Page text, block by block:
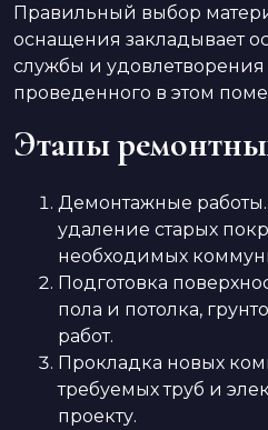
Правильный выбор
оснащения закладывает
службы и удовлетворения
проведенного в этом
Этапы
Демонтажные
удаление старых
необходимых
Подготовка
пола и потолка,
работ.
Прокладка новых
требуемых труб и
проекту.